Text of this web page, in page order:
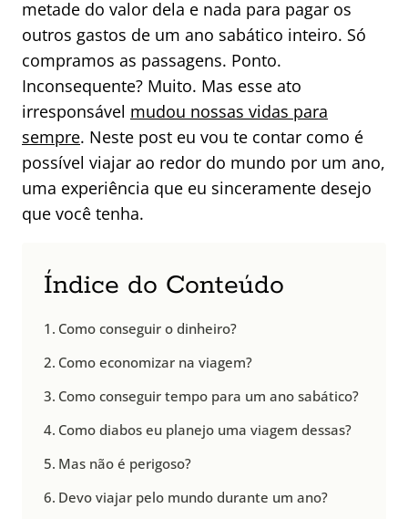
metade do valor dela e nada para pagar os
outros gastos de um ano sabático inteiro. Só
compramos as passagens. Ponto.
Inconsequente? Muito. Mas esse ato
irresponsável mudou nossas vidas para
sempre. Neste post eu vou te contar como é
possível viajar ao redor do mundo por um ano,
uma experiência que eu sinceramente desejo
que você tenha.
Índice do Conteúdo
Como conseguir o dinheiro?
Como economizar na viagem?
Como conseguir tempo para um ano sabático?
Como diabos eu planejo uma viagem dessas?
Mas não é perigoso?
Devo viajar pelo mundo durante um ano?